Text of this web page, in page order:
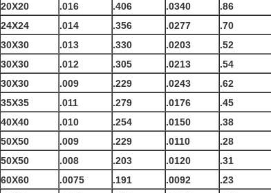
20X20
.016 .406 .0340
.86
24X24
.014 .356 .0277
.70
30X30
.013 .330 .0203
.52
30X30
.012 .305 .0213
.54
30X30
.009 .229 .0243
.62
35X35
.011 .279 .0176
.45
40X40
.010 .254 .0150
.38
50X50
.009 .229 .0110
.28
50X50
.008 .203 .0120
.31
60X60
.0075 .191 .0092
.23